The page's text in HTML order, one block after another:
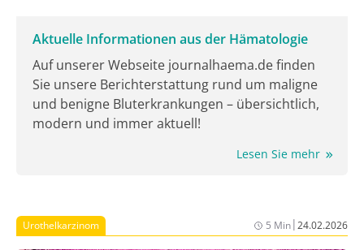
Aktuelle Informationen aus der Hämatologie
Auf unserer Webseite journalhaema.de finden
Sie unsere Berichterstattung rund um maligne
und benigne Bluterkrankungen – übersichtlich,
modern und immer aktuell!
Lesen Sie mehr
Urothelkarzinom 5 Min|24.02.2026